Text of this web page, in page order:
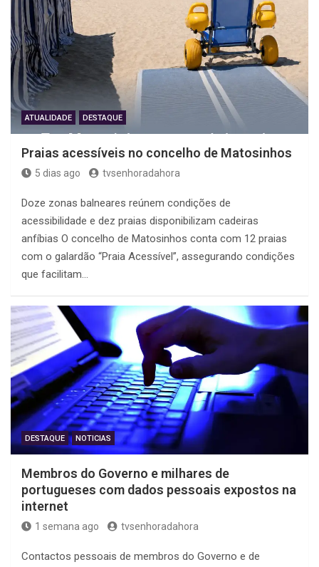
ATUALIDADE DESTAQUE
Praias acessíveis no concelho de Matosinhos
5 dias ago tvsenhoradahora
Doze zonas balneares reúnem condições de
acessibilidade e dez praias disponibilizam cadeiras
anfíbias O concelho de Matosinhos conta com 12 praias
com o galardão “Praia Acessível”, assegurando condições
que facilitam…
DESTAQUE NOTICIAS
Membros do Governo e milhares de
portugueses com dados pessoais expostos na
internet
1 semana ago tvsenhoradahora
Contactos pessoais de membros do Governo e de